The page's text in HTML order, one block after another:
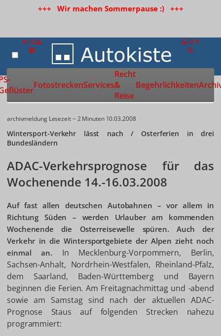
+++ Wir machen Sommerpause :) +++
Zur Startseite
FotostreckenServices
Recht
&
Reise
Begehrlichkeiten
archivmeldung Lesezeit ~ 2 Minuten 10.03.2008
Wintersport-Verkehr lässt nach / Osterferien in drei
Bundesländern
ADAC-Verkehrsprognose für das
Wochenende 14.-16.03.2008
Auf fast allen deutschen Autobahnen – vor allem in
Richtung Süden – werden Urlauber am kommenden
Wochenende die Osterreisewelle spüren. Auch der
Verkehr in die Wintersportgebiete der Alpen zieht noch
einmal an. In Mecklenburg-Vorpommern, Berlin,
Sachsen-Anhalt, Nordrhein-Westfalen, Rheinland-Pfalz,
dem Saarland, Baden-Württemberg und Bayern
beginnen die Ferien. Am Freitagnachmittag und -abend
sowie am Samstag sind nach der aktuellen ADAC-
Prognose Staus auf folgenden Strecken nahezu
programmiert: